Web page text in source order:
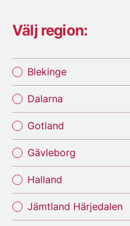
Välj region:
Blekinge
Dalarna
Gotland
Gävleborg
Halland
Jämtland Härjedalen